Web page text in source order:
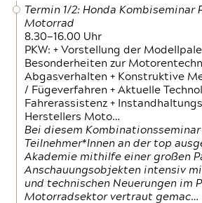
Termin 1/2: Honda Kombiseminar
Motorrad
8.30—16.00 Uhr
PKW: + Vorstellung der
Besonderheiten zur
Abgasverhalten + Konstruktive
/ Fügeverfahren + Aktuelle
Fahrerassistenz +
Herstellers Moto…
Bei diesem
Teilnehmer*Innen an der top
Akademie mithilfe einer großen
Anschauungsobjekten intensiv
und technischen Neuerungen im
Motorradsektor vertraut gemac…